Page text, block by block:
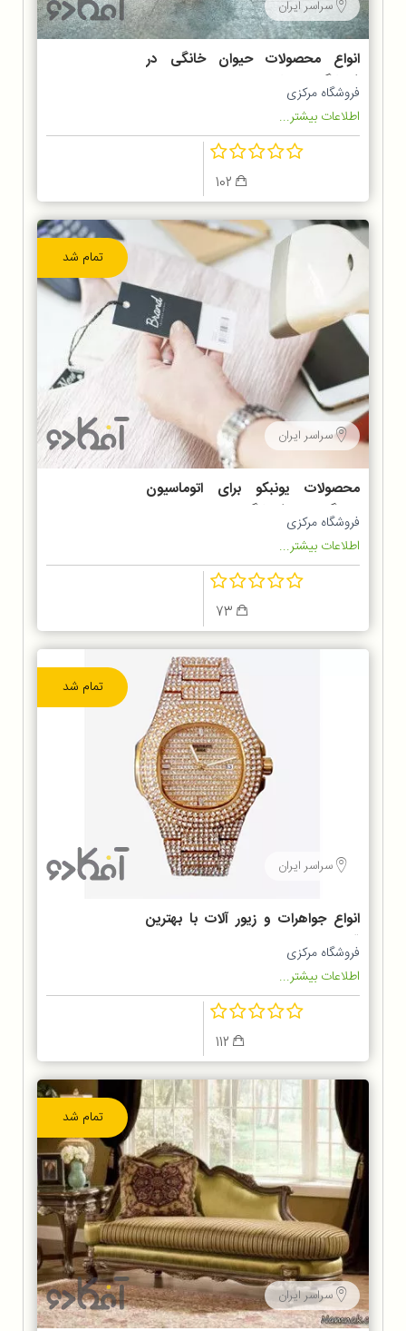
سراسر ایران
انواع محصولات حیوان خانگی در
فروشگاه پت شاپ
فروشگاه مرکزی
اطلاعات بیشتر...
تمام شد
سراسر ایران
محصولات یونبکو برای اتوماسیون
دستگاه های فروشگاهی
فروشگاه مرکزی
اطلاعات بیشتر...
تمام شد
سراسر ایران
انواع جواهرات و زیور آلات با بهترین
قیمت
فروشگاه مرکزی
اطلاعات بیشتر...
تمام شد
سراسر ایران